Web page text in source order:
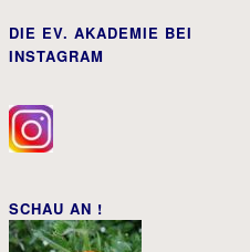
DIE EV. AKADEMIE BEI
INSTAGRAM
SCHAU AN !